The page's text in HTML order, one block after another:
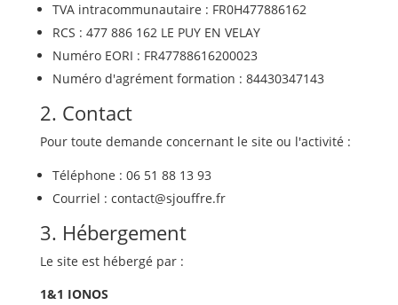
TVA intracommunautaire : FR0H477886162
RCS : 477 886 162 LE PUY EN VELAY
Numéro EORI : FR47788616200023
Numéro d'agrément formation : 84430347143
2. Contact
Pour toute demande concernant le site ou l'activité :
Téléphone : 06 51 88 13 93
Courriel : contact@sjouffre.fr
3. Hébergement
Le site est hébergé par :
1&1 IONOS